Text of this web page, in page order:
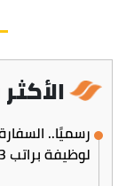
رسميًا..
لوظيفة براتب 43 ألف جنيه شهريًا